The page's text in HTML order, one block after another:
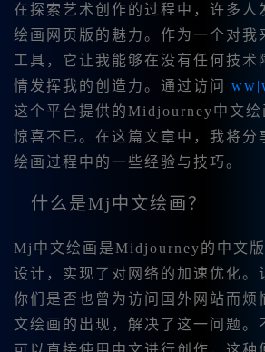
在探索艺术创作的过程中，许多
绘画网页版的魅力。作为一个对我
工具，它让我能够在没有任何技术
情发挥我的创造力。通过访问
这个平台提供的Midjourney中文绘
惊喜不已。在这篇文章中，我将分
绘画过程中的一些经验与技巧。
什么是Mj中文绘画？
Mj中文绘画是Midjourney的中文
设计，实现了对网络的加速优化。
你们是否也曾为访问国外网站而
文绘画的出现，解决了这一问题